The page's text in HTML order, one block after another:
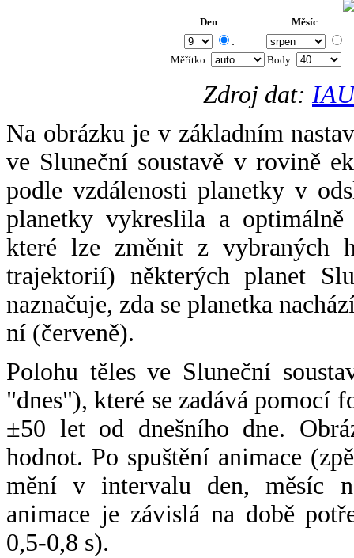
Den Měsíc
.
Měřítko: Body:
Zdroj dat:
Na obrázku je v základním
ve Sluneční soustavě v rovině
podle vzdálenosti planetky v
planetky vykreslila a
které lze změnit z vybraných
trajektorií) některých planet
naznačuje, zda se planetka
ní (červeně).
Polohu těles ve Sluneční
"dnes"), které se zadává pomocí
±50 let od dnešního dne.
hodnot. Po spuštění animace
mění v intervalu den, měsíc
animace je závislá na době
0,5-0,8 s).